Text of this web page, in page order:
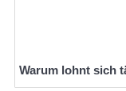
Warum lohnt sich